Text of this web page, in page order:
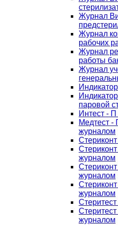
Журнал
Журнал
рабочих
Журнал
работы
Журнал
паровой
Интест -
Медтест -
журналом
журналом
журналом
журналом
журналом